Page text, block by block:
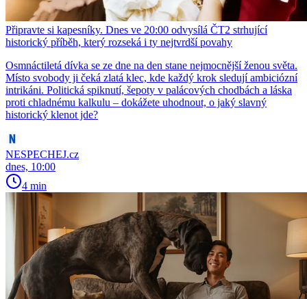
Připravte si kapesníky. Dnes ve 20:00 odvysílá ČT2 strhující
historický příběh, který rozseká i ty nejtvrdší povahy
Osmnáctiletá dívka se ze dne na den stane nejmocnější ženou světa.
Místo svobody ji čeká zlatá klec, kde každý krok sledují ambiciózní
intrikáni. Politická spiknutí, šepoty v palácových chodbách a láska
proti chladnému kalkulu – dokážete uhodnout, o jaký slavný
historický klenot jde?
NESPECHEJ.cz
dnes, 10:00
4 min